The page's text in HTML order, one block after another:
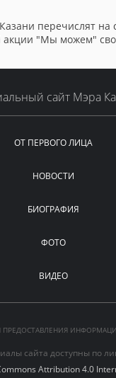
перечислят на
акции "Мы можем"
сайт Мэра
ОТ ПЕРВОГО ЛИЦА
НОВОСТИ
БИОГРАФИЯ
ФОТО
ВИДЕО
ПРЕДОСТАВЛЕНИЯ
сайта доступны по
Attribution 4.0